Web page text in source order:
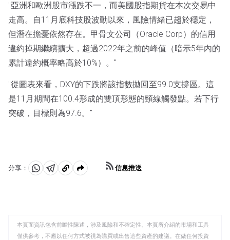
"亞洲和歐洲股市漲跌不一，而美國股指期貨在本次交易中
走高。自11月底科技股波動以來，風險情緒已趨於穩定，
但潛在擔憂依然存在。甲骨文公司（Oracle Corp）的信用
違約掉期繼續擴大，超過2022年之前的峰值（暗示5年內的
累計違約概率略高於10%）。"
"從圖表來看，DXY的下跌將該指數拋回至99.0支撐區。這
是11月期間在100.4形成的雙頂形態的頸線觸發點。若下行
突破，目標則為97.6。"
分享：
分 分 複
信息推送
本頁面資訊包含前瞻性陳述，涉及風險和不確定性。本頁所介紹的市場和工具
僅供參考，不應以任何方式被視為購買或出售這些資產的建議。在做任何投資